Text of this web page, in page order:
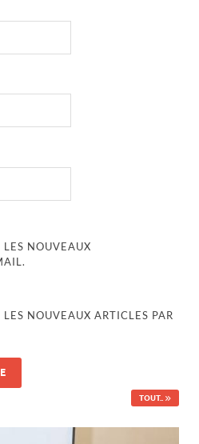
NOUVEAUX
NOUVEAUX ARTICLES PAR
TOUT..